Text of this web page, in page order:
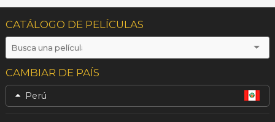
CATÁLOGO DE PELÍCULAS
CAMBIAR DE PAÍS
Perú